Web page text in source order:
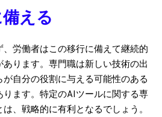
える
労働者はこの移行に備えて継続的
ります。専門職は新しい技術の出
自分の役割に与える可能性のある
ます。特定のAIツールに関する専
、戦略的に有利となるでしょう。